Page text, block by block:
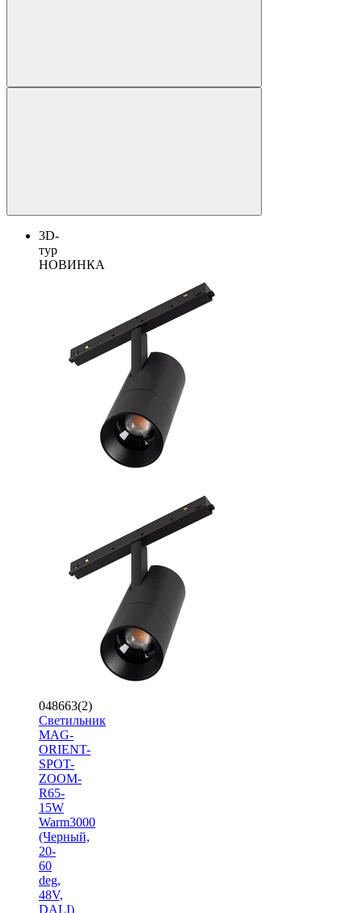
3D-
тур
НОВИНКА
048663(2)
Светильник
MAG-
ORIENT-
SPOT-
ZOOM-
R65-
15W
Warm3000
(Черный,
20-
60
deg,
48V,
DALI)